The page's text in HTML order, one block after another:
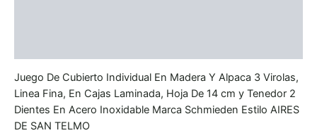
Juego De Cubierto Individual En Madera Y Alpaca 3 Virolas,
Linea Fina, En Cajas Laminada, Hoja De 14 cm y Tenedor 2
Dientes En Acero Inoxidable Marca Schmieden Estilo AIRES
DE SAN TELMO